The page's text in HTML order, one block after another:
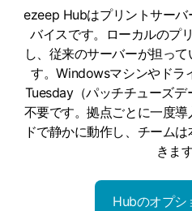
ezeep Hubはプリントサー
バイスです。ローカルのプ
し、従来のサーバーが担っ
す。Windowsマシンやドラ
Tuesday（パッチチューズ
不要です。拠点ごとに一度
ドで静かに動作し、チーム
きます
Hubのオプシ